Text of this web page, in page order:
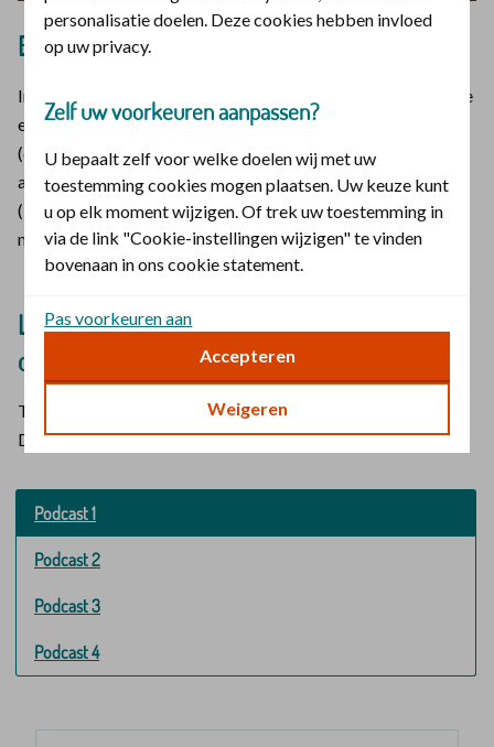
Even voorstellen:
In de podcastserie gaan we in gesprek met: Martin van Eerde
en Niels Rook (beiden directeur CGMV), Jan Kloosterman
(directeur RMU), Jan Schreuder (coördinator
arbeidsvoorwaardenbeleid RMU), Jessica Heger
(loopbaanadviseur RMU) en Kees Jansen (RMU-lid en bijna
met pensioen).
Luister naar de podcastserie Je bent meer
dan je werk
Tip: Doe je mee met het programma
Dan krijg je de podcasts vanzelf in je mail.
Podcast 1
Podcast 2
Podcast 3
Podcast 4
personalisatie doelen. Deze cookies hebben invloed
op uw privacy.
Zelf uw voorkeuren aanpassen?
U bepaalt zelf voor welke doelen wij met uw
toestemming cookies mogen plaatsen. Uw keuze kunt
u op elk moment wijzigen. Of trek uw toestemming in
via de link "Cookie-instellingen wijzigen" te vinden
bovenaan in ons cookie statement.
Pas voorkeuren aan
Accepteren
Weigeren